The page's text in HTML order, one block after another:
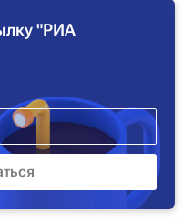
"РИА